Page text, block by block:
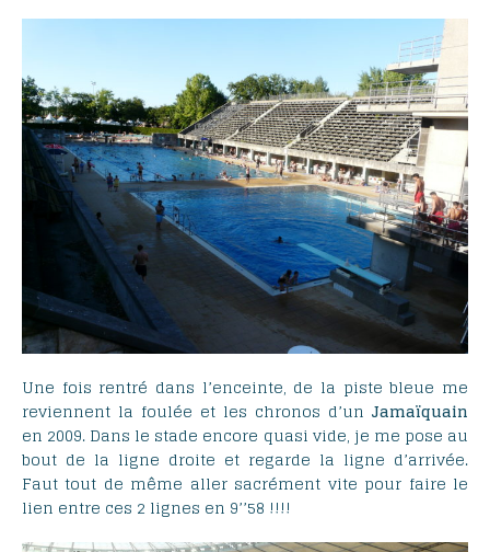
Une fois rentré dans l’enceinte, de la piste bleue me
reviennent la foulée et les chronos d’un Jamaïquain
en 2009. Dans le stade encore quasi vide, je me pose au
bout de la ligne droite et regarde la ligne d’arrivée.
Faut tout de même aller sacrément vite pour faire le
lien entre ces 2 lignes en 9’’58 !!!!